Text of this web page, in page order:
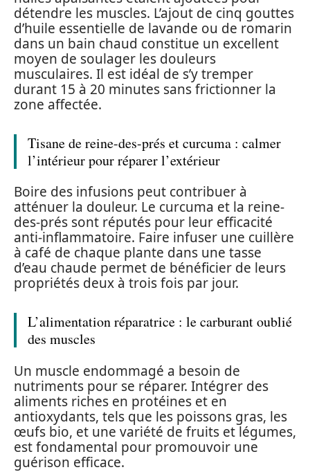
détendre les muscles. L’ajout de cinq gouttes
d’huile essentielle de lavande ou de romarin
dans un bain chaud constitue un excellent
moyen de soulager les douleurs
musculaires. Il est idéal de s’y tremper
durant 15 à 20 minutes sans frictionner la
zone affectée.
Tisane de reine-des-prés et curcuma : calmer
l’intérieur pour réparer l’extérieur
Boire des infusions peut contribuer à
atténuer la douleur. Le curcuma et la reine-
des-prés sont réputés pour leur efficacité
anti-inflammatoire. Faire infuser une cuillère
à café de chaque plante dans une tasse
d’eau chaude permet de bénéficier de leurs
propriétés deux à trois fois par jour.
L’alimentation réparatrice : le carburant oublié
des muscles
Un muscle endommagé a besoin de
nutriments pour se réparer. Intégrer des
aliments riches en protéines et en
antioxydants, tels que les poissons gras, les
œufs bio, et une variété de fruits et légumes,
est fondamental pour promouvoir une
guérison efficace.